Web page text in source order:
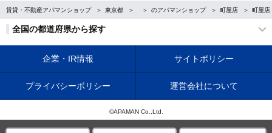
賃貸・不動産アパマンショップ 東京都 のアパマンショップ 町屋店 町屋店
全国の都道府県から探す
企業・IR情報 サイトポリシー
プライバシーポリシー 運営会社について
©APAMAN Co.,Ltd.